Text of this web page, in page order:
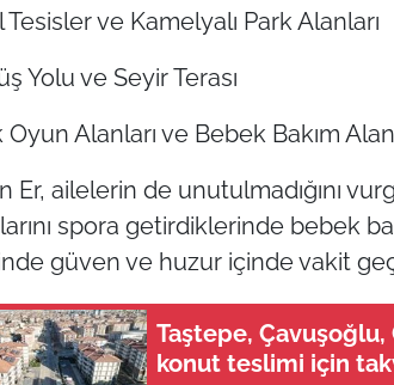
Tesisler ve Kamelyalı Park Alanları
Yolu ve Seyir Terası
Alanları ve Bebek Bakım
Er, ailelerin de unutulmadığını
spora getirdiklerinde bebek
güven ve huzur içinde vakit
Taştepe, Çavuşoğlu,
konut teslimi için